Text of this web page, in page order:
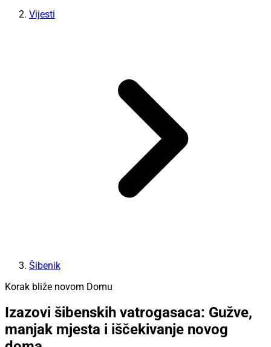
Vijesti
Šibenik
Korak bliže novom Domu
Izazovi šibenskih vatrogasaca: Gužve,
manjak mjesta i iščekivanje novog